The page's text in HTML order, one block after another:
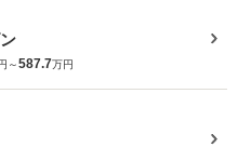
～587.7万円